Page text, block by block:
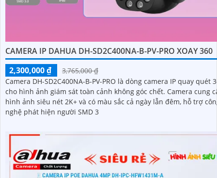
CAMERA IP DAHUA DH-SD2C400NA-B-PV-PRO XOAY 360
2,300,000 ₫
3,765,000 ₫
Camera DH-SD2C400NA-B-PV-PRO là dòng camera IP quay quét
cho hình ảnh giám sát toàn cảnh không góc chết. Camera cung cấp
hình ảnh siêu nét 2K+ và có màu sắc cả ngày lẫn đêm, hỗ trợ
nghệ phát hiện người SMD 3